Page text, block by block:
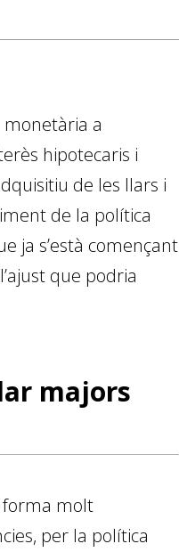
a
hipotecaris i
de les llars i
de la política
ja s’està començant
que podria
majors
forma molt
per la política